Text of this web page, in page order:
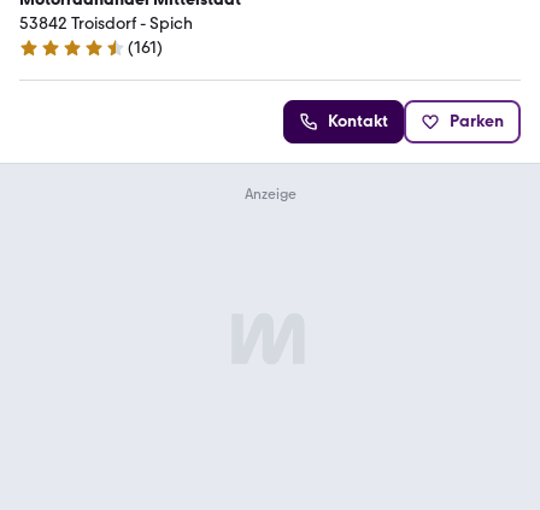
53842 Troisdorf - Spich
4.7 Sterne
(161)
Kontakt Parken